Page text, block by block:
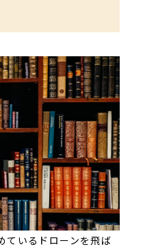
ているドローンを飛ば